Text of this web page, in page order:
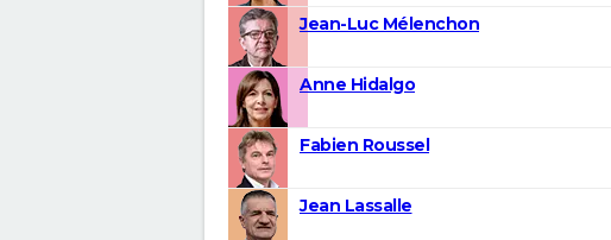
Jean-Luc Mélenchon
Anne Hidalgo
Fabien Roussel
Jean Lassalle